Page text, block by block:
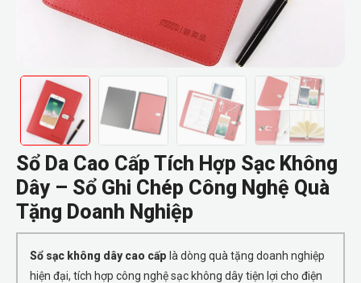
Sổ Da Cao Cấp Tích Hợp Sạc Không
Dây – Sổ Ghi Chép Công Nghệ Quà
Tặng Doanh Nghiệp
Sổ sạc không dây cao cấp là dòng quà tặng doanh nghiệp
hiện đại, tích hợp công nghệ sạc không dây tiện lợi cho điện